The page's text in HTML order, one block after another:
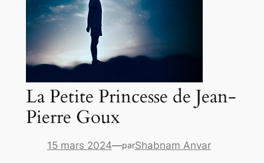
La Petite Princesse de Jean-
Pierre Goux
15 mars 2024—parShabnam Anvar